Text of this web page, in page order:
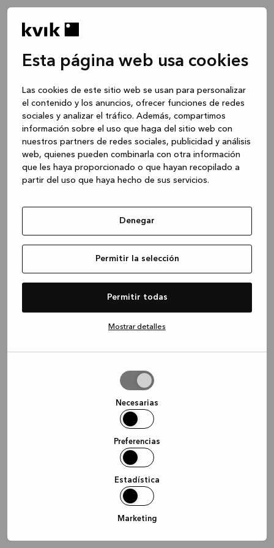
Esta página web usa cookies
Las cookies de este sitio web se usan para personalizar
el contenido y los anuncios, ofrecer funciones de redes
sociales y analizar el tráfico. Además, compartimos
información sobre el uso que haga del sitio web con
nuestros partners de redes sociales, publicidad y análisis
web, quienes pueden combinarla con otra información
que les haya proporcionado o que hayan recopilado a
partir del uso que haya hecho de sus servicios.
Denegar
Permitir la selección
Permitir todas
Mostrar detalles
Necesarias
Preferencias
Estadística
Marketing
Application error: a client-side exception has occurred
loadingwww.kvik.es (see the browser console for more